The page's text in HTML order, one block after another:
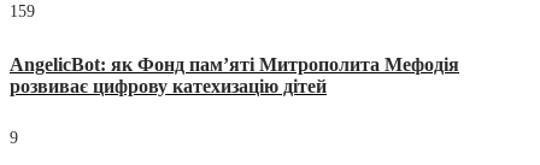
159
AngelicBot: як Фонд пам’яті Митрополита Мефодія
розвиває цифрову катехизацію дітей
9